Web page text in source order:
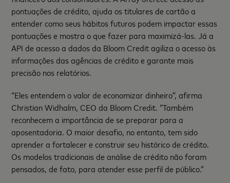
pontuações de crédito, ajuda os titulares de cartão a
entender como seus hábitos futuros podem impactar essas
pontuações e mostra o que fazer para maximizá-las. Já a
API de acesso a dados da Bloom Credit agiliza o acesso às
informações das agências de crédito e garante mais
precisão nos relatórios.
“Eles entendem o valor de economizar dinheiro”, afirma
Christian Widhalm, CEO da Bloom Credit. “Também
reconhecem a importância de se preparar para a
aposentadoria. O maior desafio, no entanto, tem sido
aprender a fortalecer e construir seu histórico de crédito.
Os modelos tradicionais de análise de crédito não foram
pensados, de fato, para atender esse perfil de público.”